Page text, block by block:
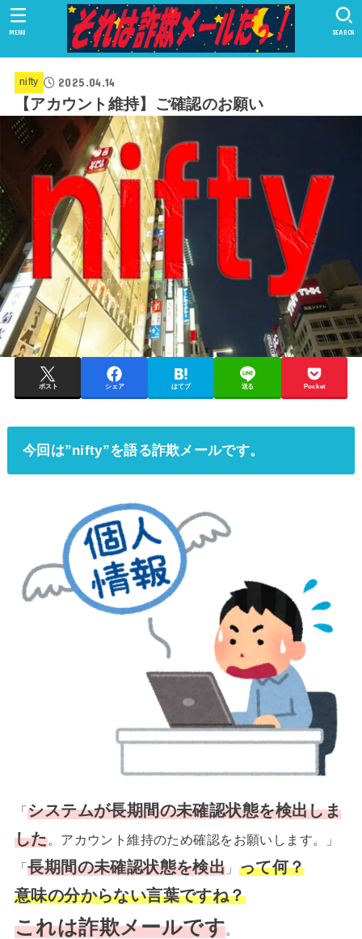
SEARCH
MENU
nifty 2025.04.14
【アカウント維持】ご確認のお願い
ポスト シェア はてブ 送る Pocket
今回は”nifty”を語る詐欺メールです。
「システムが長期間の未確認状態を検出しま
した。アカウント維持のため確認をお願いします。」
「長期間の未確認状態を検出 」 って何？
意味の分からない言葉ですね？
これは詐欺メールです。